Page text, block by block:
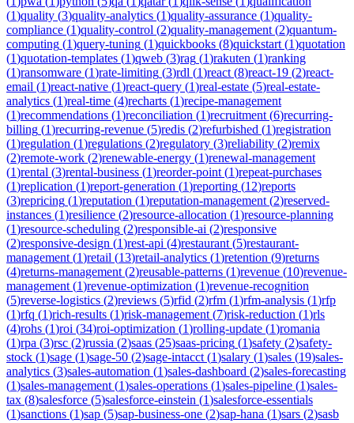
(1)quality (3)quality-analytics (1)quality-assurance (1)quality-
compliance (1)quality-control (2)quality-management (2)quantum-
computing (1)query-tuning (1)quickbooks (8)quickstart (1)quotation
(1)quotation-templates (1)qweb (3)rag (1)rakuten (1)ranking
(1)ransomware (1)rate-limiting (3)rdl (1)react (8)react-19 (2)react-
email (1)react-native (1)react-query (1)real-estate (5)real-estate-
analytics (1)real-time (4)recharts (1)recipe-management
(1)recommendations (1)reconciliation (1)recruitment (6)recurring-
billing (1)recurring-revenue (5)redis (2)refurbished (1)registration
(1)regulation (1)regulations (2)regulatory (3)reliability (2)remix
(2)remote-work (2)renewable-energy (1)renewal-management
(1)rental (3)rental-business (1)reorder-point (1)repeat-purchases
(1)replication (1)report-generation (1)reporting (12)reports
(3)repricing (1)reputation (1)reputation-management (2)reserved-
instances (1)resilience (2)resource-allocation (1)resource-planning
(1)resource-scheduling (2)responsible-ai (2)responsive
(2)responsive-design (1)rest-api (4)restaurant (5)restaurant-
management (1)retail (13)retail-analytics (1)retention (9)returns
(4)returns-management (2)reusable-patterns (1)revenue (10)revenue-
management (1)revenue-optimization (1)revenue-recognition
(5)reverse-logistics (2)reviews (5)rfid (2)rfm (1)rfm-analysis (1)rfp
(1)rfq (1)rich-results (1)risk-management (7)risk-reduction (1)rls
(4)rohs (1)roi (34)roi-optimization (1)rolling-update (1)romania
(1)rpa (3)rsc (2)russia (2)saas (25)saas-pricing (1)safety (2)safety-
stock (1)sage (1)sage-50 (2)sage-intacct (1)salary (1)sales (19)sales-
analytics (3)sales-automation (1)sales-dashboard (2)sales-forecasting
(1)sales-management (1)sales-operations (1)sales-pipeline (1)sales-
tax (8)salesforce (5)salesforce-einstein (1)salesforce-essentials
(1)sanctions (1)sap (5)sap-business-one (2)sap-hana (1)sars (2)sasb